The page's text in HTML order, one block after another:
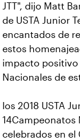
JTT", dijo Matt
de USTA Junior
encantados de
estos
impacto positivo
Nacionales de
los 2018 USTA
14Campeonatos
celebrados en el